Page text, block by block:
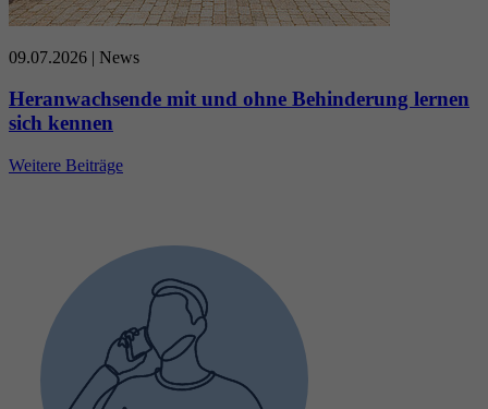
09.07.2026 | News
Heranwachsende mit und ohne Behinderung lernen
sich kennen
Weitere Beiträge